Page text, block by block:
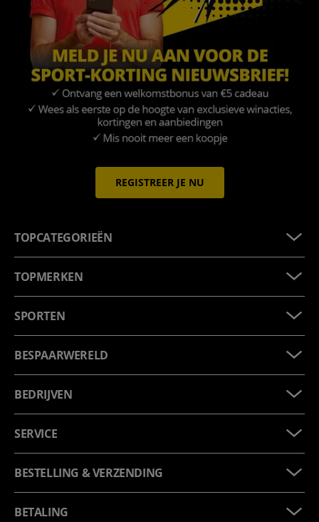
REGISTREER JE NU
TOPCATEGORIEËN
TOPMERKEN
SPORTEN
BESPAARWERELD
BEDRIJVEN
SERVICE
BESTELLING & VERZENDING
BETALING